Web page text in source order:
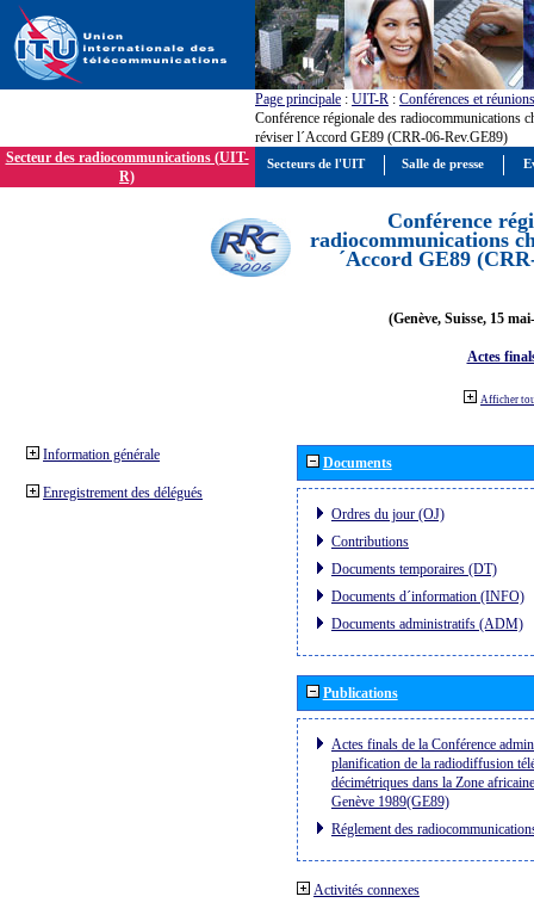
Page principale : UIT-R : Conférences et réunions
Conférence régionale des radiocommunications
réviser l´Accord GE89 (CRR-06-Rev.GE89)
Secteur des radiocommunications (UIT-
R)
Conférence
radiocommunications
´Accord GE89
(Genève, Suisse, 15
Actes
Afficher
Information générale
Enregistrement des délégués
Documents
Ordres du jour (OJ)
Contributions
Documents temporaires (DT)
Documents d´information (INFO)
Documents administratifs (ADM)
Publications
Actes finals de la Conférence
planification de la radiodiffusion
décimétriques dans la Zone
Genève 1989(GE89)
Réglement des
Activités connexes
Secteurs de l'UIT Salle de presse